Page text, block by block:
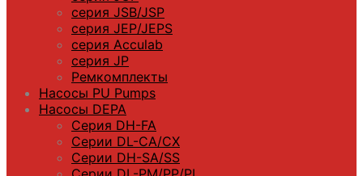
серия JSB/JSP
серия JEP/JEPS
серия Acculab
серия JP
Ремкомплекты
Насосы PU Pumps
Насосы DEPA
Серия DH-FA
Серии DL-CA/CX
Серии DH-SA/SS